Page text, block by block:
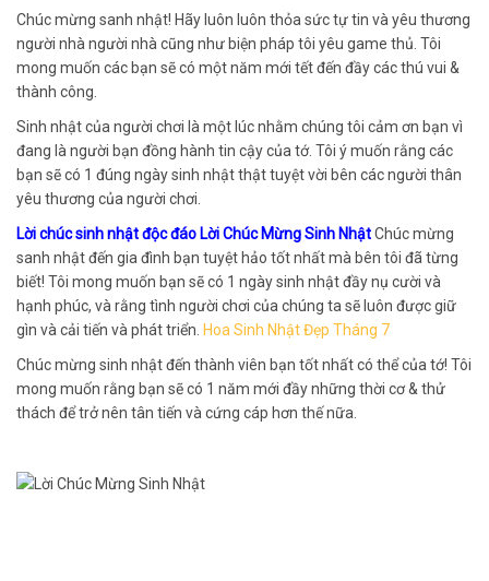
Chúc mừng sanh nhật! Hãy luôn luôn thỏa sức tự tin và yêu thương
người nhà người nhà cũng như biện pháp tôi yêu game thủ. Tôi
mong muốn các bạn sẽ có một năm mới tết đến đầy các thú vui &
thành công.
Sinh nhật của người chơi là một lúc nhằm chúng tôi cảm ơn bạn vì
đang là người bạn đồng hành tin cậy của tớ. Tôi ý muốn rằng các
bạn sẽ có 1 đúng ngày sinh nhật thật tuyệt vời bên các người thân
yêu thương của người chơi.
Lời chúc sinh nhật độc đáo Lời Chúc Mừng Sinh NhậtChúc mừng
sanh nhật đến gia đình bạn tuyệt hảo tốt nhất mà bên tôi đã từng
biết! Tôi mong muốn bạn sẽ có 1 ngày sinh nhật đầy nụ cười và
hạnh phúc, và rằng tình người chơi của chúng ta sẽ luôn được giữ
gìn và cải tiến và phát triển. Hoa Sinh Nhật Đẹp Tháng 7
Chúc mừng sinh nhật đến thành viên bạn tốt nhất có thể của tớ! Tôi
mong muốn rằng bạn sẽ có 1 năm mới đầy những thời cơ & thử
thách để trở nên tân tiến và cứng cáp hơn thế nữa.